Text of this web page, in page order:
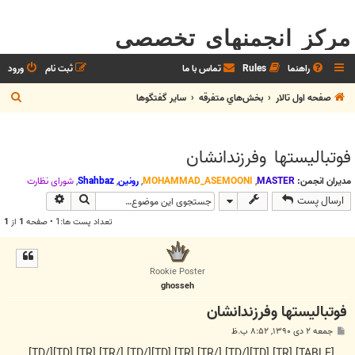
مرکز انجمنهای تخصصی
راهنما Rules تماس با ما ورود
ثبت نام
صفحه اول تالار
بخش‌‌هاي متفرقه ساير گفتگوها
س
فوتبالیستها وفرزندانشان
مدیران انجمن: MASTER
,
MOHAMMAD_ASEMOONI
,رونین,
Shahbaz
,شوراي نظارت
ارسال پست جستجو
تعداد پست ها:1 • صفحه 1 از 1
Rookie Poster
ghosseh
فوتبالیستها وفرزندانشان
ت
جمعه ۲ دی ۱۳۹۰, ۸:۵۲ ب.ظ